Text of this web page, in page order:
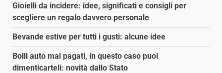
Gioielli da incidere: idee, significati e consigli per
scegliere un regalo davvero personale
Bevande estive per tutti i gusti: alcune idee
Bolli auto mai pagati, in questo caso puoi
dimenticarteli: novità dallo Stato